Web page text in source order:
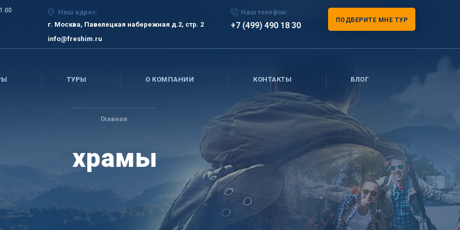
Наш адрес:
г. Москва, Павелецкая набережная д.2, стр. 2
info@freshim.ru
Наш телефон:
+7 (499) 490 18 30
ПОДБЕРИТЕ МНЕ ТУР
ТУРЫ О КОМПАНИИ КОНТАКТЫ БЛОГ
Главная
храмы